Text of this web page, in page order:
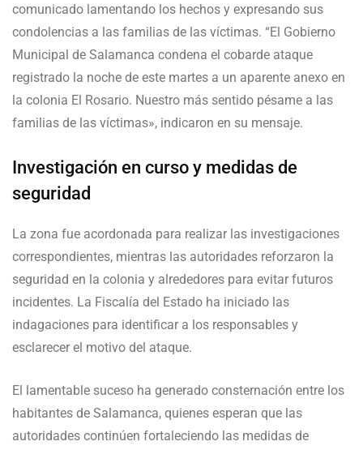
comunicado lamentando los hechos y expresando sus
condolencias a las familias de las víctimas. “El Gobierno
Municipal de Salamanca condena el cobarde ataque
registrado la noche de este martes a un aparente anexo en
la colonia El Rosario. Nuestro más sentido pésame a las
familias de las víctimas», indicaron en su mensaje.
Investigación en curso y medidas de
seguridad
La zona fue acordonada para realizar las investigaciones
correspondientes, mientras las autoridades reforzaron la
seguridad en la colonia y alrededores para evitar futuros
incidentes. La Fiscalía del Estado ha iniciado las
indagaciones para identificar a los responsables y
esclarecer el motivo del ataque.
El lamentable suceso ha generado consternación entre los
habitantes de Salamanca, quienes esperan que las
autoridades continúen fortaleciendo las medidas de